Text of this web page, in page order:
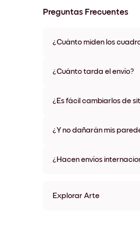
Preguntas Frecuentes
¿Cuánto miden los
materiales y colores de
¿Cuánto tarda el envío?
algunos países. Te
¿Es fácil cambiarlos de
¿Y no dañarán mis
¿Hacen envíos
Explorar Arte